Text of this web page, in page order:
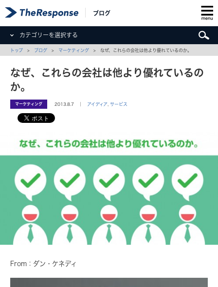
ブログ
カテゴリーを選択する
トップ > ブログ > マーケティング > なぜ、これらの会社は他より優れているのか。
なぜ、これらの会社は他より優れているの
か。
マーケティング 2013.8.7 ｜ アイディア ,サービス
From：ダン・ケネディ